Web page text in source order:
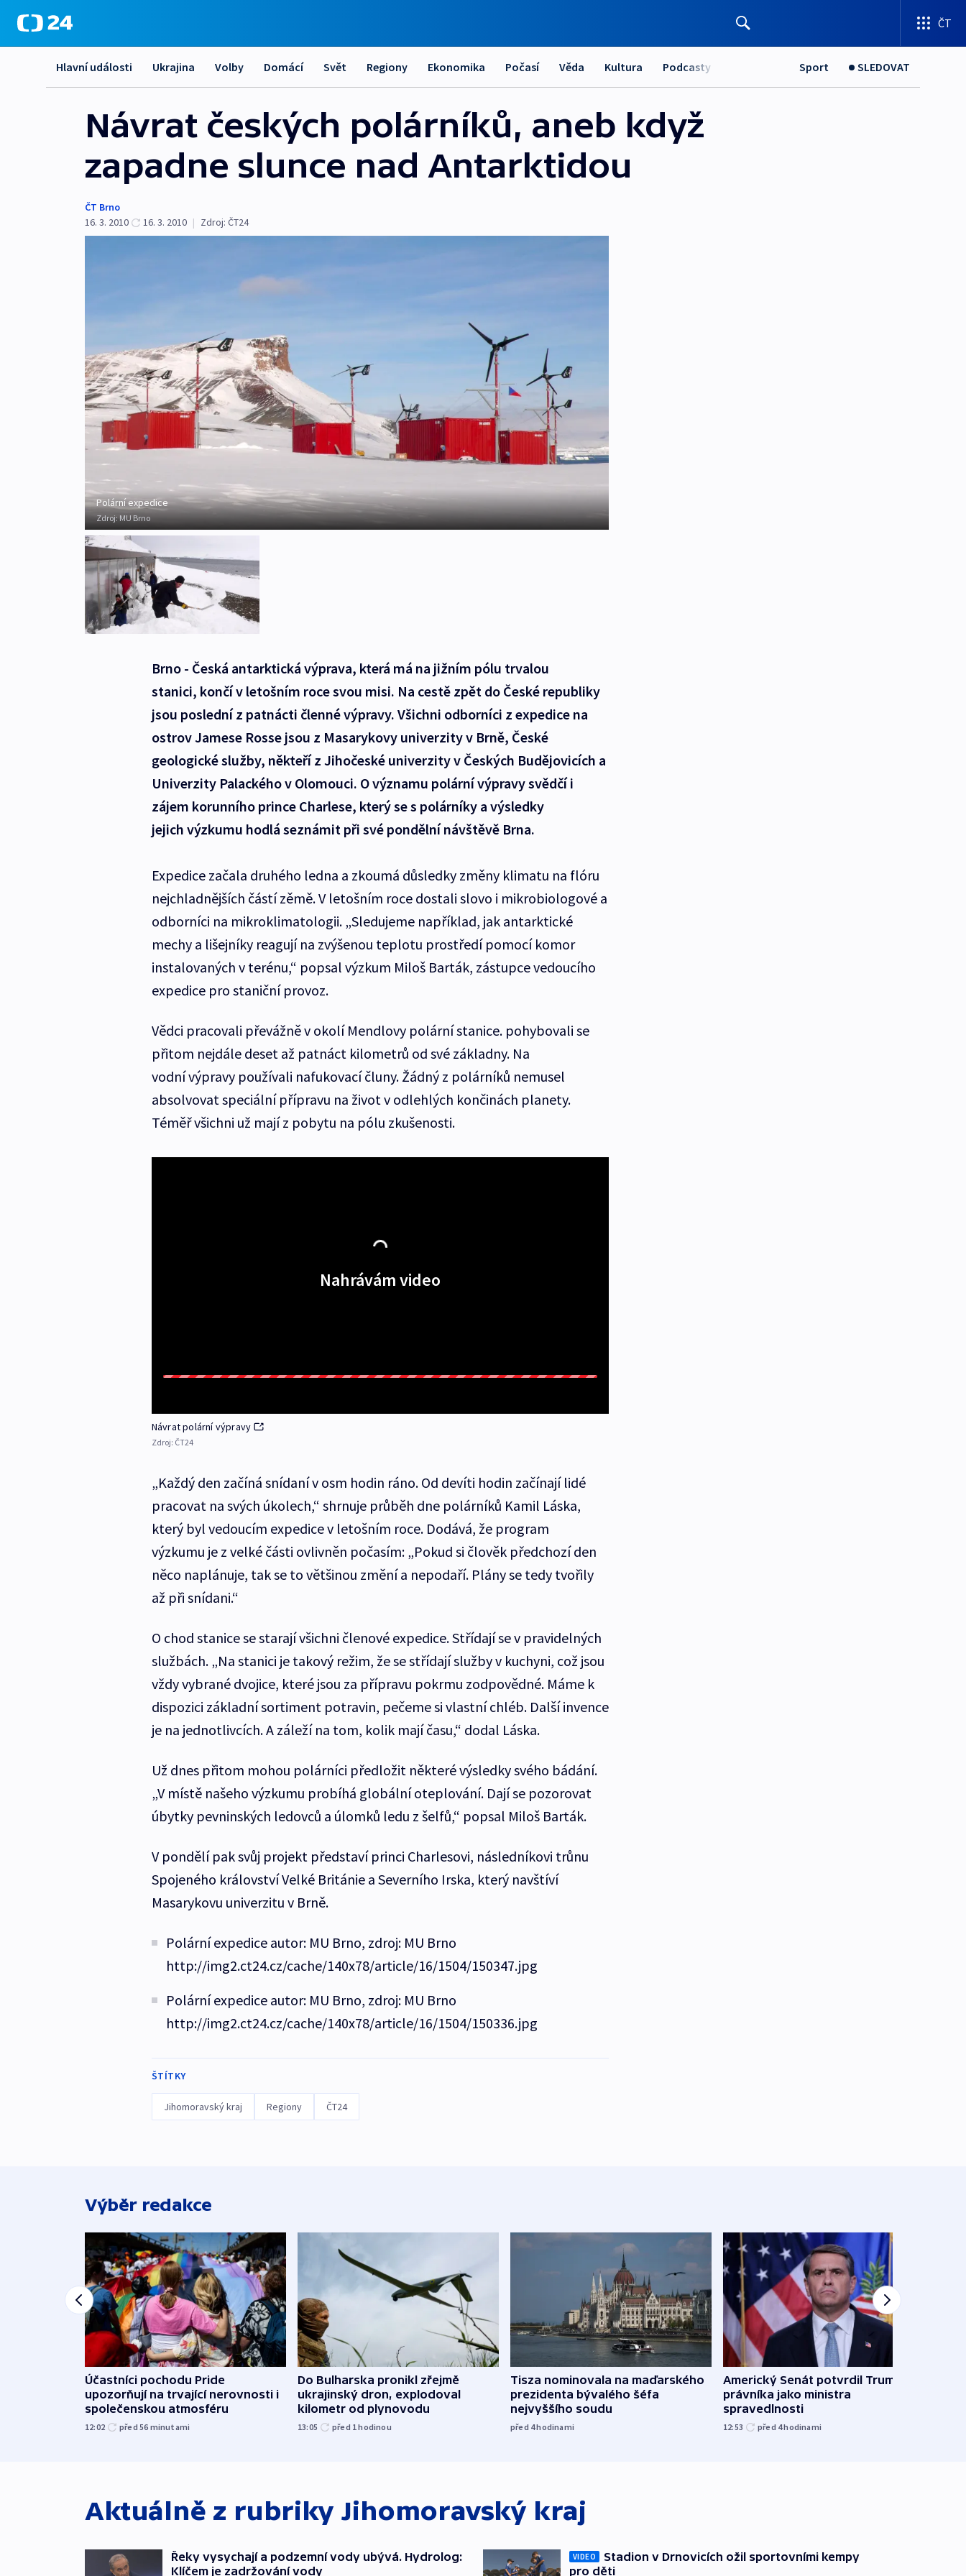
ČT
Hlavní události Ukrajina Volby Domácí Svět Regiony Ekonomika Počasí Věda Kultura Podcasty Sport SLEDOVAT
Návrat českých polárníků, aneb když
zapadne slunce nad Antarktidou
ČT Brno
16. 3. 2010
16. 3. 2010 | Zdroj: ČT24
Polární expedice
Zdroj:MU Brno
Brno - Česká antarktická výprava, která má na jižním pólu trvalou
stanici, končí v letošním roce svou misi. Na cestě zpět do České republiky
jsou poslední z patnácti členné výpravy. Všichni odborníci z expedice na
ostrov Jamese Rosse jsou z Masarykovy univerzity v Brně, České
geologické služby, někteří z Jihočeské univerzity v Českých Budějovicích a
Univerzity Palackého v Olomouci. O významu polární výpravy svědčí i
zájem korunního prince Charlese, který se s polárníky a výsledky
jejich výzkumu hodlá seznámit při své pondělní návštěvě Brna.
Expedice začala druhého ledna a zkoumá důsledky změny klimatu na flóru
nejchladnějších částí zěmě. V letošním roce dostali slovo i mikrobiologové a
odborníci na mikroklimatologii. „Sledujeme například, jak antarktické
mechy a lišejníky reagují na zvýšenou teplotu prostředí pomocí komor
instalovaných v terénu,“ popsal výzkum Miloš Barták, zástupce vedoucího
expedice pro staniční provoz.
Vědci pracovali převážně v okolí Mendlovy polární stanice. pohybovali se
přitom nejdále deset až patnáct kilometrů od své základny. Na
vodní výpravy používali nafukovací čluny. Žádný z polárníků nemusel
absolvovat speciální přípravu na život v odlehlých končinách planety.
Téměř všichni už mají z pobytu na pólu zkušenosti.
Nahrávám video
Návrat polární výpravy
Zdroj: ČT24
„Každý den začíná snídaní v osm hodin ráno. Od devíti hodin začínají lidé
pracovat na svých úkolech,“ shrnuje průběh dne polárníků Kamil Láska,
který byl vedoucím expedice v letošním roce. Dodává, že program
výzkumu je z velké části ovlivněn počasím: „Pokud si člověk předchozí den
něco naplánuje, tak se to většinou změní a nepodaří. Plány se tedy tvořily
až při snídani.“
O chod stanice se starají všichni členové expedice. Střídají se v pravidelných
službách. „Na stanici je takový režim, že se střídají služby v kuchyni, což jsou
vždy vybrané dvojice, které jsou za přípravu pokrmu zodpovědné. Máme k
dispozici základní sortiment potravin, pečeme si vlastní chléb. Další invence
je na jednotlivcích. A záleží na tom, kolik mají času,“ dodal Láska.
Už dnes přitom mohou polárníci předložit některé výsledky svého bádání.
„V místě našeho výzkumu probíhá globální oteplování. Dají se pozorovat
úbytky pevninských ledovců a úlomků ledu z šelfů,“ popsal Miloš Barták.
V pondělí pak svůj projekt představí princi Charlesovi, následníkovi trůnu
Spojeného království Velké Británie a Severního Irska, který navštíví
Masarykovu univerzitu v Brně.
Polární expedice autor: MU Brno, zdroj: MU Brno
http://img2.ct24.cz/cache/140x78/article/16/1504/150347.jpg
Polární expedice autor: MU Brno, zdroj: MU Brno
http://img2.ct24.cz/cache/140x78/article/16/1504/150336.jpg
ŠTÍTKY
Jihomoravský kraj Regiony ČT24
Výběr redakce
Účastníci pochodu Pride
upozorňují na trvající nerovnosti i
společenskou atmosféru
12:02 před 56 minutami
Do Bulharska pronikl zřejmě
ukrajinský dron, explodoval
kilometr od plynovodu
13:05 před 1hodinou
Tisza nominovala na maďarského
prezidenta bývalého šéfa
nejvyššího soudu
před 4hodinami
Americký Senát potvrdil Trumpova
právníka jako ministra
spravedlnosti
12:53 před 4hodinami
Aktuálně z rubriky Jihomoravský kraj
Řeky vysychají a podzemní vody ubývá. Hydrolog:
Klíčem je zadržování vody
VIDEO
Stadion v Drnovicích ožil sportovními kempy
pro děti